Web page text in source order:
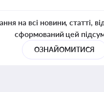
на всі новини, статті,
сформований цей
ОЗНАЙОМИТИСЯ